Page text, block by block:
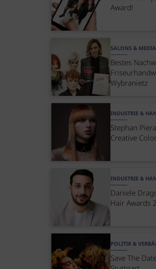
Award!
SALONS & MEDIA
Bestes
Wybranietz
INDUSTRIE &
Stephan
Creative
INDUSTRIE &
Daniele
Hair Awards
POLITIK &
Save The